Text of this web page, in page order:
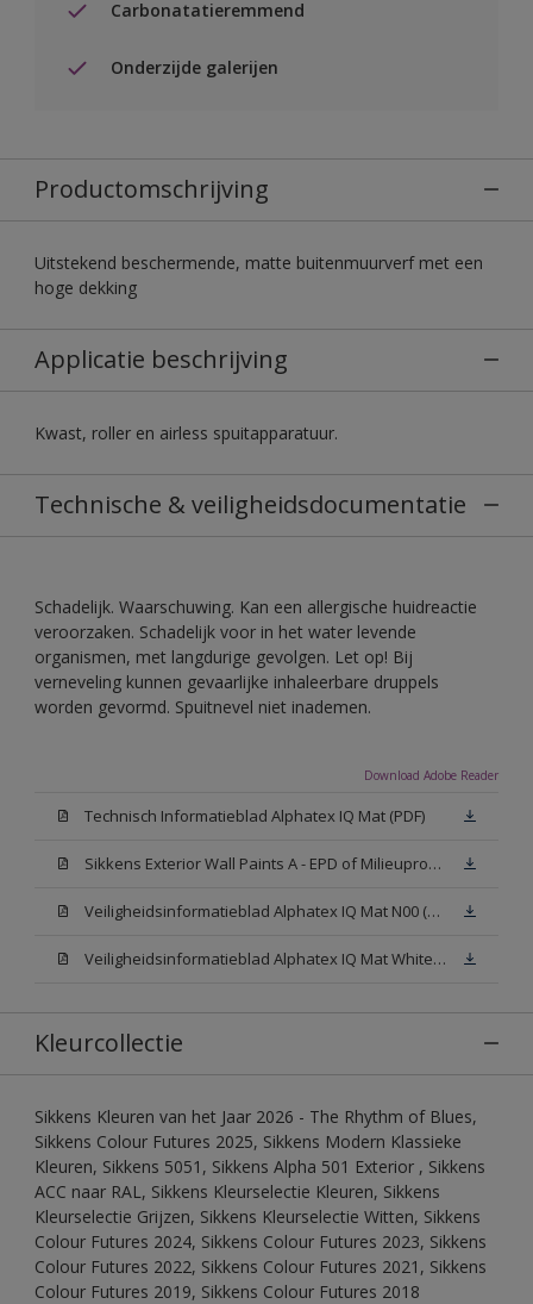
Carbonatatieremmend
Onderzijde galerijen
Productomschrijving
Uitstekend beschermende, matte buitenmuurverf met een
hoge dekking
Applicatie beschrijving
Kwast, roller en airless spuitapparatuur.
Technische & veiligheidsdocumentatie
Schadelijk. Waarschuwing. Kan een allergische huidreactie
veroorzaken. Schadelijk voor in het water levende
organismen, met langdurige gevolgen. Let op! Bij
verneveling kunnen gevaarlijke inhaleerbare druppels
worden gevormd. Spuitnevel niet inademen.
Download Adobe Reader
Technisch Informatieblad Alphatex IQ Mat (PDF)
Sikkens Exterior Wall Paints A - EPD of Milieuproductverklaring
Veiligheidsinformatieblad Alphatex IQ Mat N00 (MSDS)
Veiligheidsinformatieblad Alphatex IQ Mat White W05 (MSDS)
Kleurcollectie
Sikkens Kleuren van het Jaar 2026 - The Rhythm of Blues,
Sikkens Colour Futures 2025, Sikkens Modern Klassieke
Kleuren, Sikkens 5051, Sikkens Alpha 501 Exterior , Sikkens
ACC naar RAL, Sikkens Kleurselectie Kleuren, Sikkens
Kleurselectie Grijzen, Sikkens Kleurselectie Witten, Sikkens
Colour Futures 2024, Sikkens Colour Futures 2023, Sikkens
Colour Futures 2022, Sikkens Colour Futures 2021, Sikkens
Colour Futures 2019, Sikkens Colour Futures 2018